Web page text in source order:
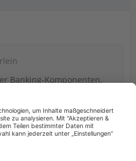
Banking-Komponenten,
für Dich erledigt markiert,
selber macht.